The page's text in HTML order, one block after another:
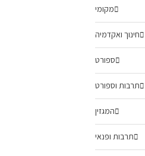
מקומי
חינוך ואקדמיה
ספורט
תרבות וספורט
המגזין
תרבות ופנאי